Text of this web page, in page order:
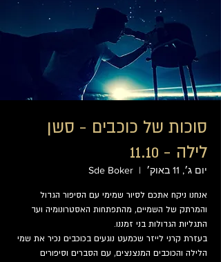
סוכות של כוכבים - סשן
לילה - 11.10
יום ג׳, 11 באוק׳
  |
Sde Boker
אנחנו ניקח אתכם לסיור שמימי עם הסיפור הגדול
והמרתק של השמיים, מהתפתחות האסטרונומיה ועד
בעזרת קרני לייזר שכמעט נוגעים בכוכבים נכיר את שמי
הלילה והכוכבים המנצנצים, עם הסברים וסיפורים